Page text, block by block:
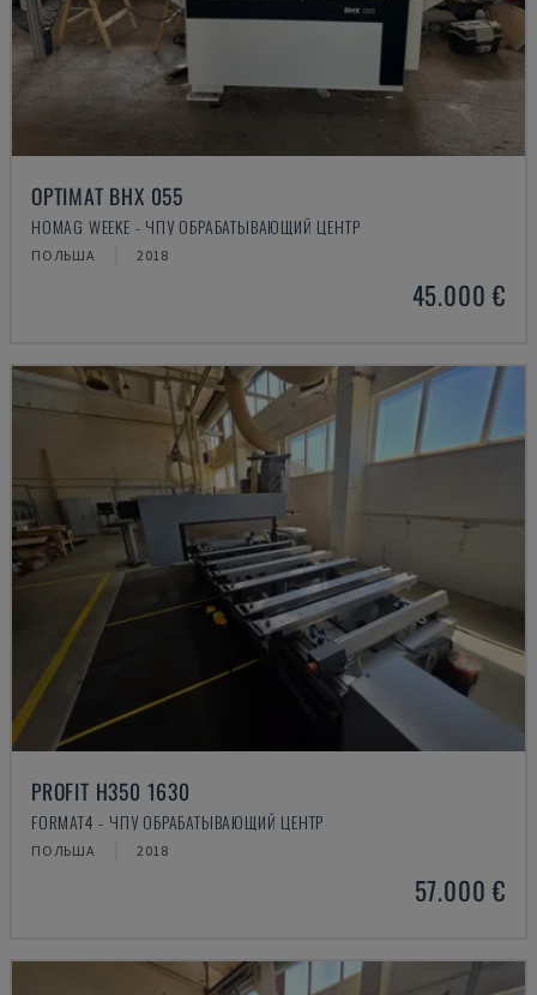
OPTIMAT BHX 055
HOMAG WEEKE - ЧПУ ОБРАБАТЫВАЮЩИЙ ЦЕНТР
ПОЛЬША 2018
45.000 €
PROFIT H350 1630
FORMAT4 - ЧПУ ОБРАБАТЫВАЮЩИЙ ЦЕНТР
ПОЛЬША 2018
57.000 €